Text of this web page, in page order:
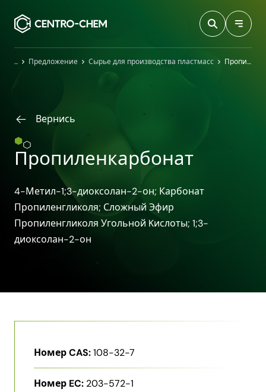
ГлавнаяПредложение Сырье для производства пластмасс Пропиленкарбонат
Вернись
Пропиленкарбонат
4-Метил-1;3-диоксолан-2-он; Карбонат
Пропиленгликоля; Сложный Эфир
Пропиленгликоля Угольной Kислоты; 1;3-
диоксолан-2-он
Номер CAS:108-32-7
Номер EC: 203-572-1